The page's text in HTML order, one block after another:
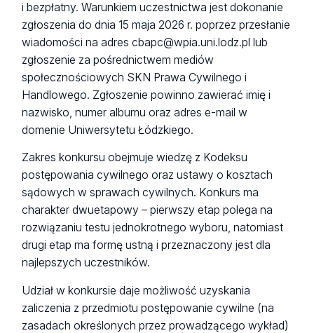
i bezpłatny. Warunkiem uczestnictwa jest dokonanie
zgłoszenia do dnia 15 maja 2026 r. poprzez przesłanie
wiadomości na adres cbapc@wpia.uni.lodz.pl lub
zgłoszenie za pośrednictwem mediów
społecznościowych SKN Prawa Cywilnego i
Handlowego. Zgłoszenie powinno zawierać imię i
nazwisko, numer albumu oraz adres e-mail w
domenie Uniwersytetu Łódzkiego.
Zakres konkursu obejmuje wiedzę z Kodeksu
postępowania cywilnego oraz ustawy o kosztach
sądowych w sprawach cywilnych. Konkurs ma
charakter dwuetapowy – pierwszy etap polega na
rozwiązaniu testu jednokrotnego wyboru, natomiast
drugi etap ma formę ustną i przeznaczony jest dla
najlepszych uczestników.
Udział w konkursie daje możliwość uzyskania
zaliczenia z przedmiotu postępowanie cywilne (na
zasadach określonych przez prowadzącego wykład)